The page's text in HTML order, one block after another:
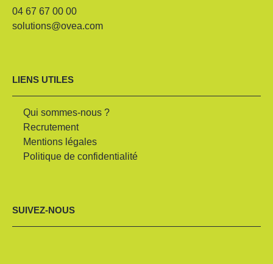
04 67 67 00 00
solutions@ovea.com
LIENS UTILES
Qui sommes-nous ?
Recrutement
Mentions légales
Politique de confidentialité
SUIVEZ-NOUS